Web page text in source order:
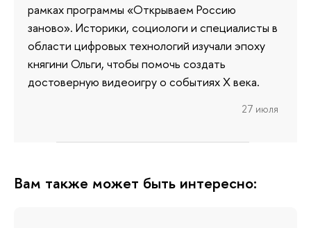
рамках программы «Открываем Россию
заново». Историки, социологи и специалисты в
области цифровых технологий изучали эпоху
княгини Ольги, чтобы помочь создать
достоверную видеоигру о событиях X века.
27 июля
Вам также может быть интересно: